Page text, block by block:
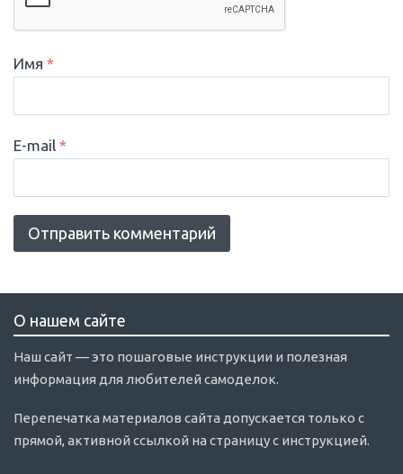
Имя *
E-mail *
О нашем сайте
Наш сайт — это пошаговые инструкции и полезная
информация для любителей самоделок.
Перепечатка материалов сайта допускается только с
прямой, активной ссылкой на страницу с инструкцией.